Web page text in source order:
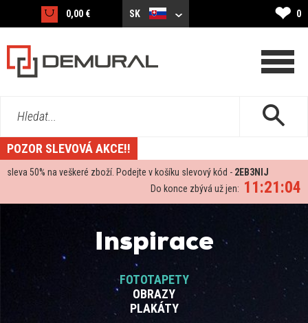
0,00 € SK ❤ 0
Hledat...
POZOR SLEVOVÁ AKCE!!
sleva 50% na veškeré zboží. Podejte v košíku slevový kód - 2EB3NIJ
11:21:03
Do konce zbývá už jen:
Inspirace
FOTOTAPETY
OBRAZY
PLAKÁTY